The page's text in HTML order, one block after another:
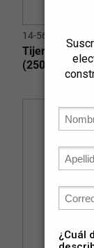
14-563
Tijeras de
(250mm)